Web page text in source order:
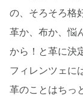
の、そろそろ格
革か、布か、悩
から！と革に決
フィレンツェに
革のことはちっ